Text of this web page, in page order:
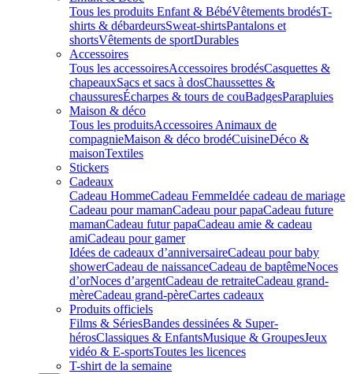
Tous les produits Enfant & BébéVêtements brodésT-
shirts & débardeursSweat-shirtsPantalons et
shortsVêtements de sportDurables
Accessoires
Tous les accessoiresAccessoires brodésCasquettes &
chapeauxSacs et sacs à dosChaussettes &
chaussuresÉcharpes & tours de couBadgesParapluies
Maison & déco
Tous les produitsAccessoires Animaux de
compagnieMaison & déco brodéCuisineDéco &
maisonTextiles
Stickers
Cadeaux
Cadeau HommeCadeau FemmeIdée cadeau de mariage​
Cadeau pour mamanCadeau pour papaCadeau future
mamanCadeau futur papaCadeau amie & cadeau
amiCadeau pour gamer
Idées de cadeaux d’anniversaireCadeau pour baby
showerCadeau de naissanceCadeau de baptêmeNoces
d’orNoces d’argentCadeau de retraiteCadeau grand-
mèreCadeau grand-pèreCartes cadeaux
Produits officiels
Films & SériesBandes dessinées & Super-
hérosClassiques & EnfantsMusique & GroupesJeux
vidéo & E-sportsToutes les licences
T-shirt de la semaine